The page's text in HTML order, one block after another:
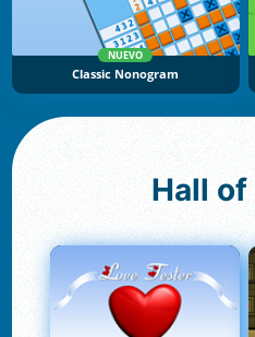
NUEVO
Classic Nonogram
Hall of